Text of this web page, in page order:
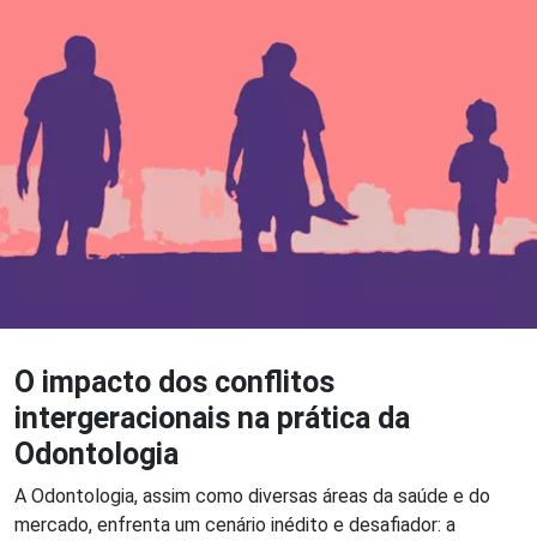
O impacto dos conflitos
intergeracionais na prática da
Odontologia
A Odontologia, assim como diversas áreas da saúde e do
mercado, enfrenta um cenário inédito e desafiador: a